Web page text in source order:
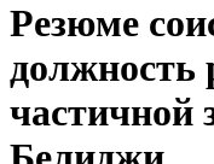
Резюме
должность
частичной